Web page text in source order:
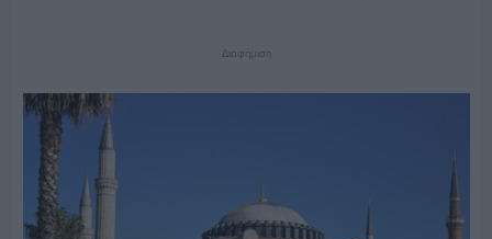
Διαφήμιση